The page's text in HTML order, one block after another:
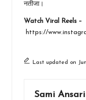
नतीजा।
Watch Viral Reels –
https://
Last updated on
Sami Ansari